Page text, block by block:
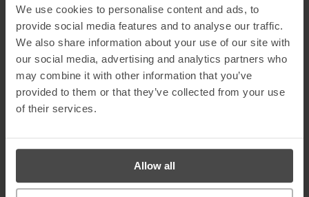
We use cookies to personalise content and ads, to
provide social media features and to analyse our traffic.
We also share information about your use of our site with
our social media, advertising and analytics partners who
may combine it with other information that you’ve
provided to them or that they’ve collected from your use
of their services.
Allow all
Sobald die Löschung abgeschlossen ist, stellen Sie den normalen
Betrieb des Systems wieder her. Dies kann die Wiederherstellung
von Daten aus Backups, die Neuinstallation von Software und die
Überprüfung der Systemfunktionalität umfassen.
Monitor für weitere Probleme
Überwachen Sie die Systeme weiterhin genau, um sicherzustellen,
dass es keine anhaltenden Bedrohungen oder Anzeichen eines
6. Dokumentation und Berichterstattung
Details zum Vorfall aufzeichnen